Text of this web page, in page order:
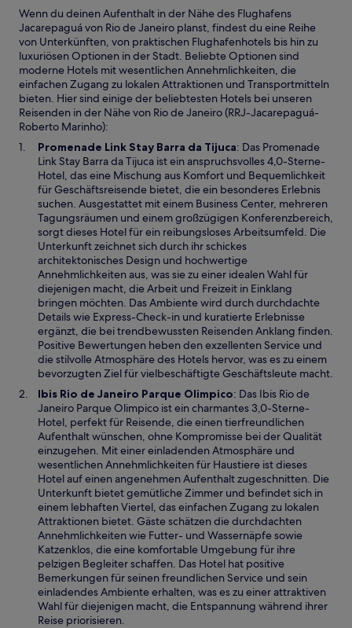
Wenn du deinen Aufenthalt in der Nähe des Flughafens
Jacarepaguá von Rio de Janeiro planst, findest du eine Reihe
von Unterkünften, von praktischen Flughafenhotels bis hin zu
luxuriösen Optionen in der Stadt. Beliebte Optionen sind
moderne Hotels mit wesentlichen Annehmlichkeiten, die
einfachen Zugang zu lokalen Attraktionen und Transportmitteln
bieten. Hier sind einige der beliebtesten Hotels bei unseren
Reisenden in der Nähe von Rio de Janeiro (RRJ-Jacarepaguá-
Roberto Marinho):
Promenade Link Stay Barra da TijucaW
i
r
d
i
n
e
i
n
e
m
n
e
u
e
n
F
e
n
s
t
e
r
g
e
ö
f
f
n
e
t
: Das Promenade
Link Stay Barra da Tijuca ist ein anspruchsvolles 4,0-Sterne-
Hotel, das eine Mischung aus Komfort und Bequemlichkeit
für Geschäftsreisende bietet, die ein besonderes Erlebnis
suchen. Ausgestattet mit einem Business Center, mehreren
Tagungsräumen und einem großzügigen Konferenzbereich,
sorgt dieses Hotel für ein reibungsloses Arbeitsumfeld. Die
Unterkunft zeichnet sich durch ihr schickes
architektonisches Design und hochwertige
Annehmlichkeiten aus, was sie zu einer idealen Wahl für
diejenigen macht, die Arbeit und Freizeit in Einklang
bringen möchten. Das Ambiente wird durch durchdachte
Details wie Express-Check-in und kuratierte Erlebnisse
ergänzt, die bei trendbewussten Reisenden Anklang finden.
Positive Bewertungen heben den exzellenten Service und
die stilvolle Atmosphäre des Hotels hervor, was es zu einem
bevorzugten Ziel für vielbeschäftigte Geschäftsleute macht.
Ibis Rio de Janeiro Parque OlimpicoW
i
r
d
i
n
e
i
n
e
m
n
e
u
e
n
: Das Ibis Rio de
Janeiro Parque Olimpico ist ein charmantes 3,0-Sterne-
Hotel, perfekt für Reisende, die einen tierfreundlichen
Aufenthalt wünschen, ohne Kompromisse bei der Qualität
einzugehen. Mit einer einladenden Atmosphäre und
wesentlichen Annehmlichkeiten für Haustiere ist dieses
Hotel auf einen angenehmen Aufenthalt zugeschnitten. Die
Unterkunft bietet gemütliche Zimmer und befindet sich in
einem lebhaften Viertel, das einfachen Zugang zu lokalen
Attraktionen bietet. Gäste schätzen die durchdachten
Annehmlichkeiten wie Futter- und Wassernäpfe sowie
Katzenklos, die eine komfortable Umgebung für ihre
pelzigen Begleiter schaffen. Das Hotel hat positive
Bemerkungen für seinen freundlichen Service und sein
einladendes Ambiente erhalten, was es zu einer attraktiven
Wahl für diejenigen macht, die Entspannung während ihrer
Reise priorisieren.